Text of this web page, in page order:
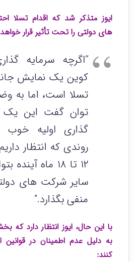
ایوز متذکر شد که اقدام تسلا
های دولتی را تحت تأثیر قرار
“اگرچه سرمایه
کوین یک نمایش
تسلا است، اما به
توان گفت این یک
گذاری اولیه خوب
روندی که انتظار
۱۲ تا ۱۸ ماه
سایر شرکت های
منفی بگذارد.”
با این حال، ایوز انتظار دارد که
به دلیل عدم اطمینان در قوانین
کنند: